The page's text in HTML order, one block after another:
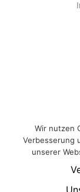
PageRangers ist
Wir nutzen
Verbesserung
unserer